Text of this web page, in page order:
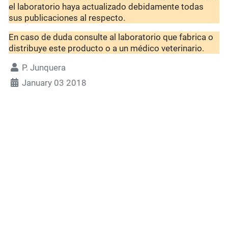
el laboratorio haya actualizado debidamente todas
sus publicaciones al respecto.
En caso de duda consulte al laboratorio que fabrica o
distribuye este producto o a un médico veterinario.
P. Junquera
January 03 2018